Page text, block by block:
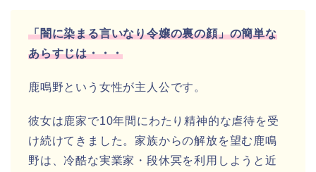
「闇に染まる言いなり令嬢の裏の顔」の簡単な
あらすじは・・・
鹿鳴野という女性が主人公です。
彼女は鹿家で10年間にわたり精神的な虐待を受
け続けてきました。家族からの解放を望む鹿鳴
野は、冷酷な実業家・段休冥を利用しようと近